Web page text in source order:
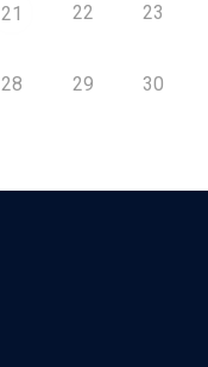
21 22 23
28 29 30